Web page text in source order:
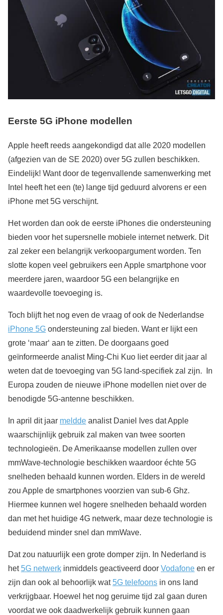
Eerste 5G iPhone modellen
Apple heeft reeds aangekondigd dat alle 2020 modellen
(afgezien van de SE 2020) over 5G zullen beschikken.
Eindelijk! Want door de tegenvallende samenwerking met
Intel heeft het een (te) lange tijd geduurd alvorens er een
iPhone met 5G verschijnt.
Het worden dan ook de eerste iPhones die ondersteuning
bieden voor het supersnelle mobiele internet netwerk. Dit
zal zeker een belangrijk verkoopargument worden. Ten
slotte kopen veel gebruikers een Apple smartphone voor
meerdere jaren, waardoor 5G een belangrijke en
waardevolle toevoeging is.
Toch blijft het nog even de vraag of ook de Nederlandse
iPhone 5G ondersteuning zal bieden. Want er lijkt een
grote ‘maar‘ aan te zitten. De doorgaans goed
geïnformeerde analist Ming-Chi Kuo liet eerder dit jaar al
weten dat de toevoeging van 5G land-specifiek zal zijn. In
Europa zouden de nieuwe iPhone modellen niet over de
benodigde 5G-antenne beschikken.
In april dit jaar meldde analist Daniel Ives dat Apple
waarschijnlijk gebruik zal maken van twee soorten
technologieën. De Amerikaanse modellen zullen over
mmWave-technologie beschikken waardoor échte 5G
snelheden behaald kunnen worden. Elders in de wereld
zou Apple de smartphones voorzien van sub-6 Ghz.
Hiermee kunnen wel hogere snelheden behaald worden
dan met het huidige 4G netwerk, maar deze technologie is
beduidend minder snel dan mmWave.
Dat zou natuurlijk een grote domper zijn. In Nederland is
het 5G netwerk inmiddels geactiveerd door Vodafone en er
zijn dan ook al behoorlijk wat 5G telefoons in ons land
verkrijgbaar. Hoewel het nog geruime tijd zal gaan duren
voordat we ook daadwerkelijk gebruik kunnen gaan